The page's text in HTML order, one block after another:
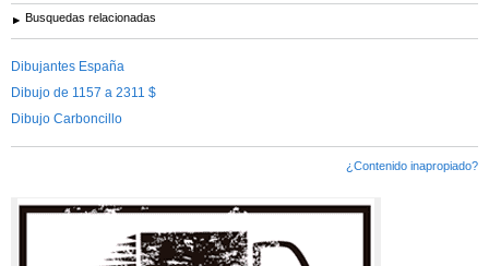
Busquedas relacionadas
Dibujantes España
Dibujo de 1157 a 2311 $
Dibujo Carboncillo
¿Contenido inapropiado?